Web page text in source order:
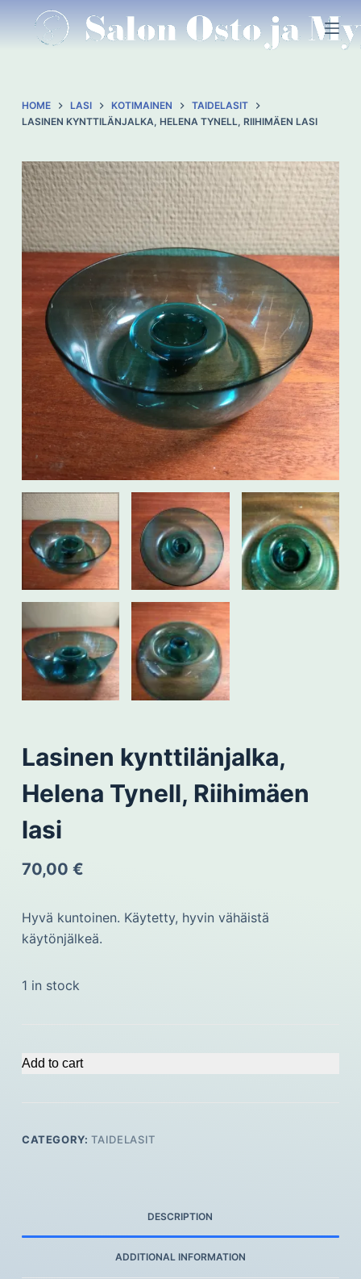
o
o
n
e
n
HOME LASI KOTIMAINEN
TAIDELASIT
LASINEN KYNTTILÄNJALKA, HELENA TYNELL, RIIHIMÄEN LASI
Lasinen kynttilänjalka,
Helena Tynell, Riihimäen
lasi
70,00 €
Hyvä kuntoinen. Käytetty, hyvin vähäistä
käytönjälkeä.
1 in stock
Add to cart
CATEGORY:TAIDELASIT
DESCRIPTION
ADDITIONAL INFORMATION